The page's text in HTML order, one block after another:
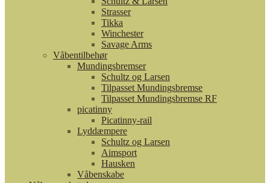
Strasser
Tikka
Winchester
Savage Arms
Våbentilbehør
Mundingsbremser
Schultz og Larsen
Tilpasset Mundingsbremse
Tilpasset Mundingsbremse RF
picatinny
Picatinny-rail
Lyddæmpere
Schultz og Larsen
Aimsport
Hausken
Våbenskabe